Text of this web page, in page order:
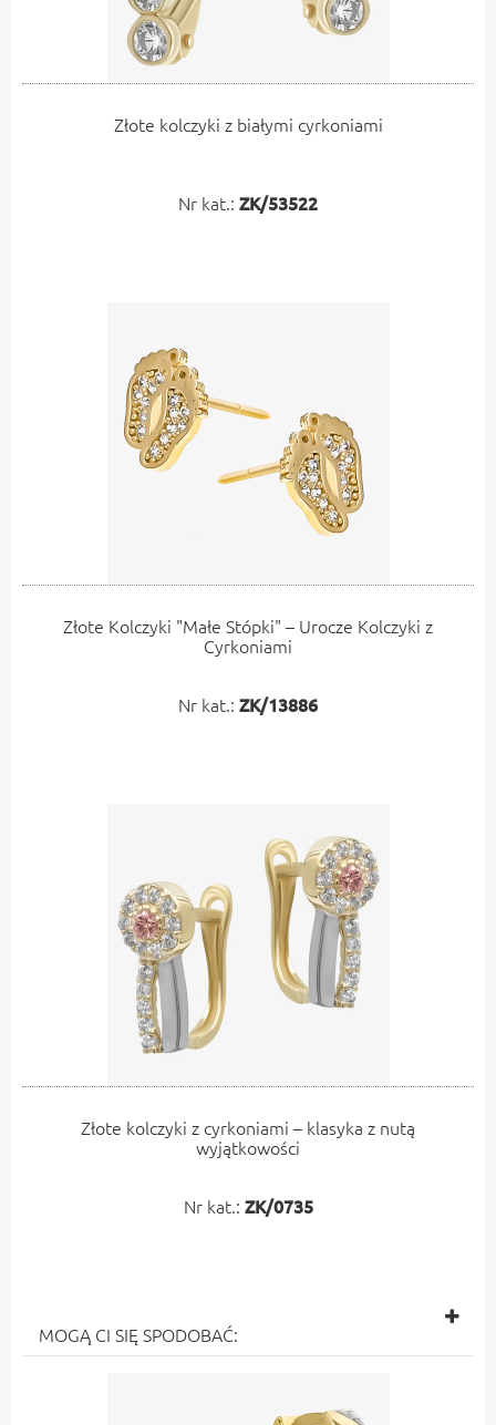
Złote kolczyki z białymi cyrkoniami
Nr kat.: ZK/53522
Złote Kolczyki "Małe Stópki" – Urocze Kolczyki z
Cyrkoniami
Nr kat.: ZK/13886
Złote kolczyki z cyrkoniami – klasyka z nutą
wyjątkowości
Nr kat.: ZK/0735
MOGĄ CI SIĘ SPODOBAĆ: